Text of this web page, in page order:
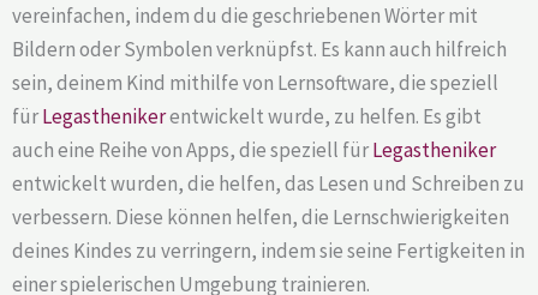
vereinfachen, indem du die geschriebenen Wörter mit
Bildern oder Symbolen verknüpfst. Es kann auch hilfreich
sein, deinem Kind mithilfe von Lernsoftware, die speziell
fürLegasthenikerentwickelt wurde, zu helfen. Es gibt
auch eine Reihe von Apps, die speziell fürLegastheniker
entwickelt wurden, die helfen, das Lesen und Schreiben zu
verbessern. Diese können helfen, die Lernschwierigkeiten
deines Kindes zu verringern, indem sie seine Fertigkeiten in
einer spielerischen Umgebung trainieren.